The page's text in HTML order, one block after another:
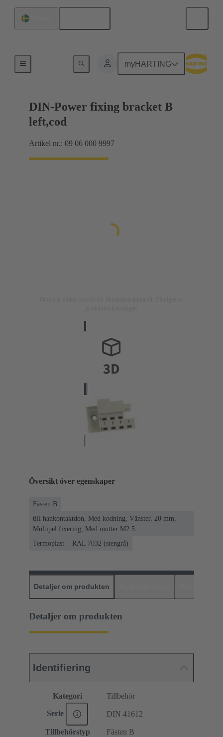
myHARTING
DIN-Power fixing bracket B
left,cod
Artikel nr.: 09 06 000 9997
Översikt över egenskaper
Fästen B
till hankontaktdon, Med kodning, Vänster, 20 mm,
Multipel fixering, Med mutter M2.5
Termoplast
RAL 7032 (stengrå)
Detaljer om produkten
Detaljer om produkten
Identifiering
Kategori Tillbehör
Serie DIN 41612
Tillbehörstyp Fästen B